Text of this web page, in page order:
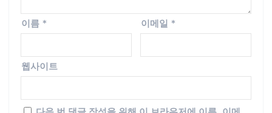
이름 * 이메일 *
웹사이트